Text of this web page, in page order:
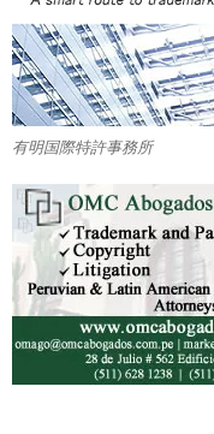
有明国際特許事務所